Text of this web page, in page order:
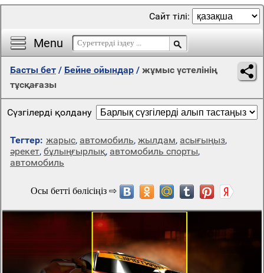
Menu
Сайт тілі:
Басты бет / Бейне ойындар / жұмыс үстелінің
тұсқағазы
Сүзгілерді қолдану
Тегтер: жарыс, автомобиль, жылдам, асығыңыз,
әрекет, бұлыңғырлық, автомобиль спорты,
автомобиль